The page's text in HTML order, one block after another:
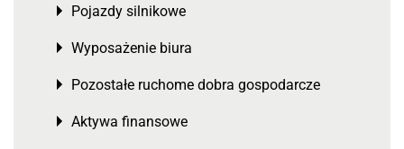
Pojazdy silnikowe
Toggle menu
Wyposażenie biura
Toggle menu
Pozostałe ruchome dobra gospodarcze
Toggle menu
Aktywa finansowe
Toggle menu